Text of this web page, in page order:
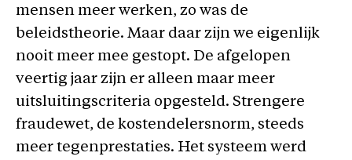
mensen meer werken, zo was de
beleidstheorie. Maar daar zijn we eigenlijk
nooit meer mee gestopt. De afgelopen
veertig jaar zijn er alleen maar meer
uitsluitingscriteria opgesteld. Strengere
fraudewet, de kostendelersnorm, steeds
meer tegenprestaties. Het systeem werd